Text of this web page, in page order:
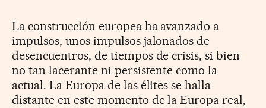
La construcción europea ha avanzado a
impulsos, unos impulsos jalonados de
desencuentros, de tiempos de crisis, si bien
no tan lacerante ni persistente como la
actual. La Europa de las élites se halla
distante en este momento de la Europa real,